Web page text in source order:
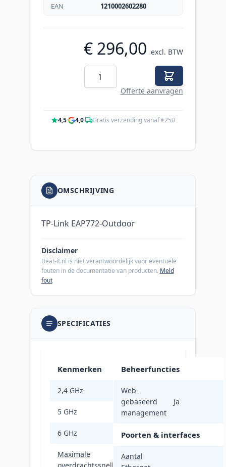
EAN
1210002602280
€ 296,00 excl. BTW
Aantal
Offerte aanvragen
4,5· 4,0· Gratis verzending vanaf €250
OMSCHRIJVING
TP-Link EAP772-Outdoor
Disclaimer
Beat-it.nl is niet verantwoordelijk voor eventuele
fouten in de documentatie van producten. Meld
fout
SPECIFICATIES
Kenmerken
2,4 GHz Ja
5 GHz Ja
6 GHz Ja
Maximale
Beheerfuncties
Web-
gebaseerd
management
Ja
Poorten & interfaces
Aantal